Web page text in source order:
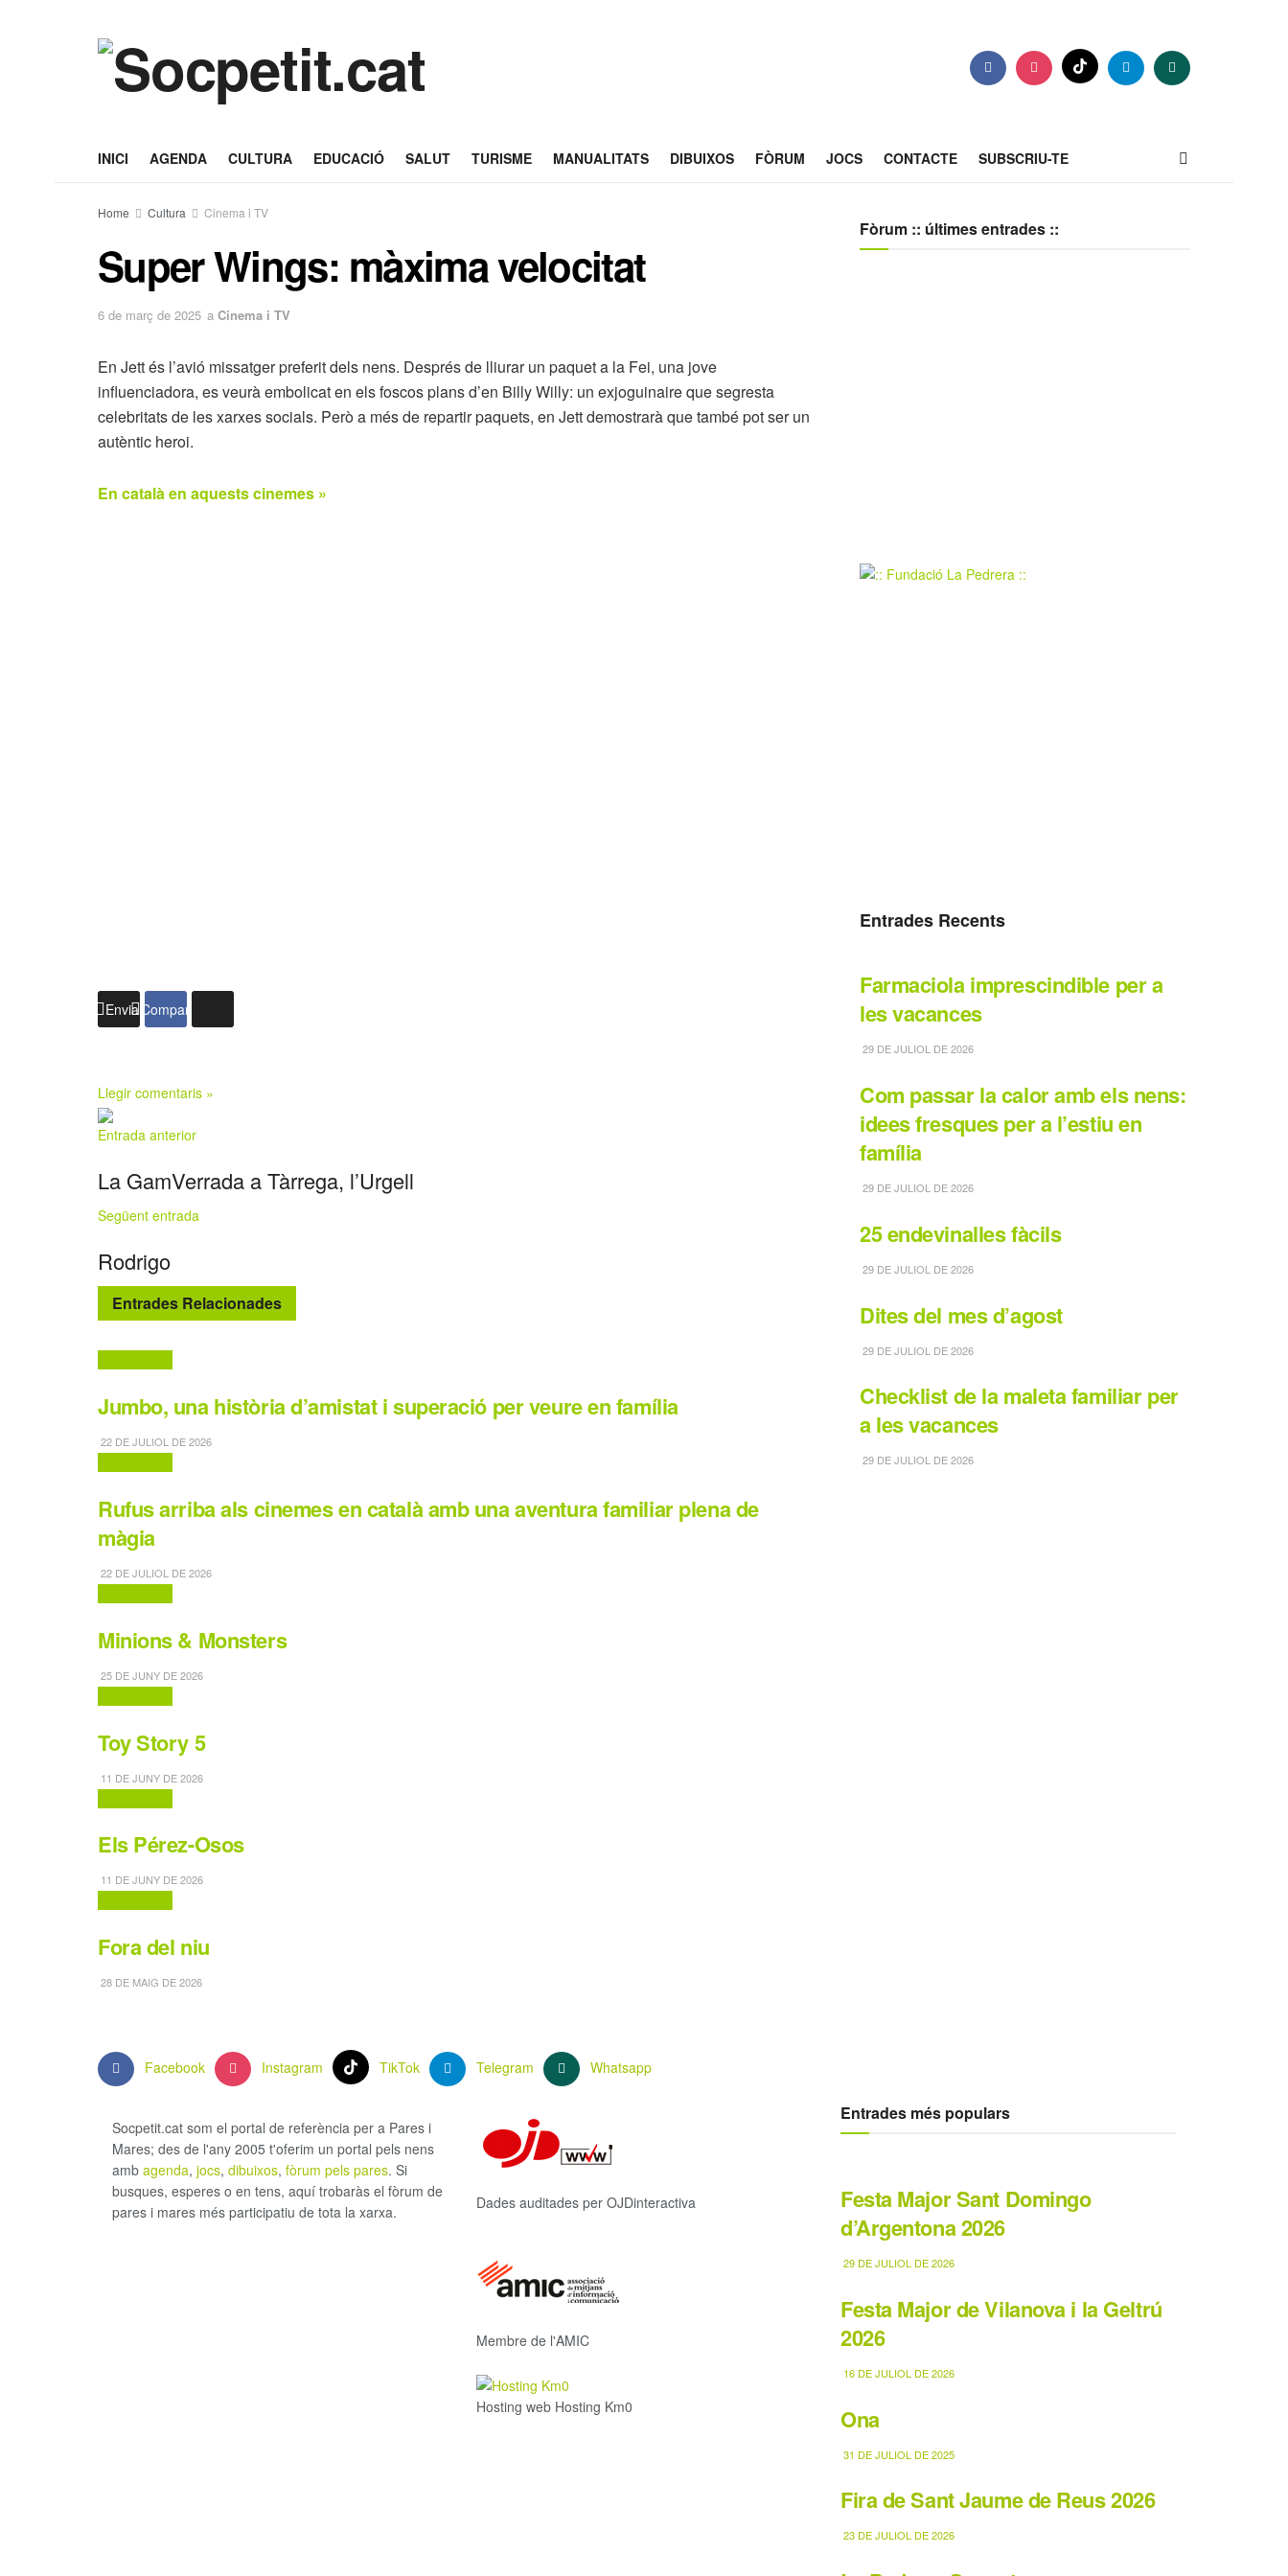
INICI AGENDA CULTURA EDUCACIÓ SALUT TURISME MANUALITATS DIBUIXOS FÒRUM JOCS CONTACTE SUBSCRIU-TE
Home Cultura Cinema i TV
Super Wings: màxima velocitat
6 de març de 2025 a Cinema i TV
En Jett és l’avió missatger preferit dels nens. Després de lliurar un paquet a la Fei, una jove
influenciadora, es veurà embolicat en els foscos plans d’en Billy Willy: un exjoguinaire que segresta
celebritats de les xarxes socials. Però a més de repartir paquets, en Jett demostrarà que també pot ser un
autèntic heroi.
En català en aquests cinemes »
Enviar Compartir
Llegir comentaris »
Entrada anterior
La GamVerrada a Tàrrega, l’Urgell
Següent entrada
Rodrigo
Entrades Relacionades
Jumbo, una història d’amistat i superació per veure en família
22 DE JULIOL DE 2026
Rufus arriba als cinemes en català amb una aventura familiar plena de
màgia
22 DE JULIOL DE 2026
Minions & Monsters
25 DE JUNY DE 2026
Toy Story 5
11 DE JUNY DE 2026
Els Pérez-Osos
11 DE JUNY DE 2026
Fora del niu
28 DE MAIG DE 2026
Fòrum :: últimes entrades ::
Entrades Recents
Farmaciola imprescindible per a
les vacances
29 DE JULIOL DE 2026
Com passar la calor amb els nens:
idees fresques per a l’estiu en
família
29 DE JULIOL DE 2026
25 endevinalles fàcils
29 DE JULIOL DE 2026
Dites del mes d’agost
29 DE JULIOL DE 2026
Checklist de la maleta familiar per
a les vacances
29 DE JULIOL DE 2026
Facebook Instagram TikTok Telegram Whatsapp
Socpetit.cat som el portal de referència per a Pares i
Mares; des de l'any 2005 t'oferim un portal pels nens
amb agenda, jocs, dibuixos, fòrum pels pares. Si
busques, esperes o en tens, aquí trobaràs el fòrum de
pares i mares més participatiu de tota la xarxa.
Dades auditades per OJDinteractiva
Membre de l'AMIC
Hosting web Hosting Km0
Entrades més populars
Festa Major Sant Domingo
d’Argentona 2026
29 DE JULIOL DE 2026
Festa Major de Vilanova i la Geltrú
2026
16 DE JULIOL DE 2026
Ona
31 DE JULIOL DE 2025
Fira de Sant Jaume de Reus 2026
23 DE JULIOL DE 2026